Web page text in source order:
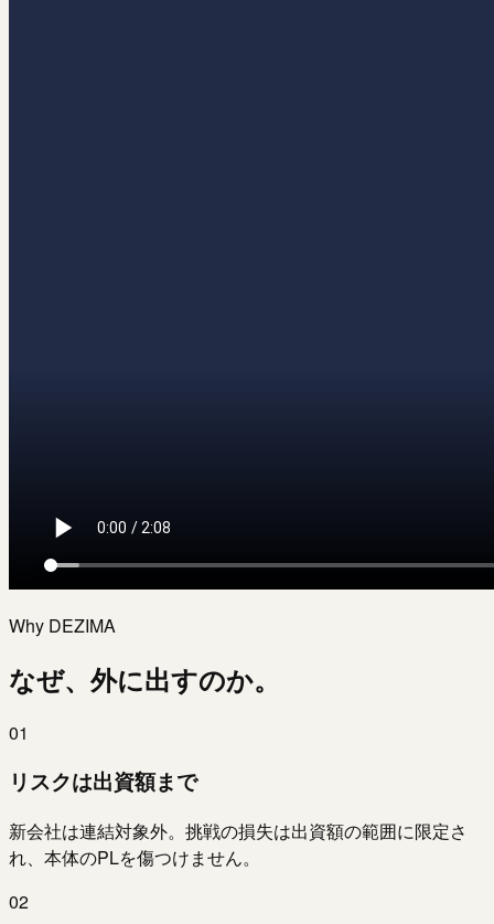
Why DEZIMA
なぜ、外に出すのか。
01
リスクは出資額まで
新会社は連結対象外。挑戦の損失は出資額の範囲に限定さ
れ、本体のPLを傷つけません。
02